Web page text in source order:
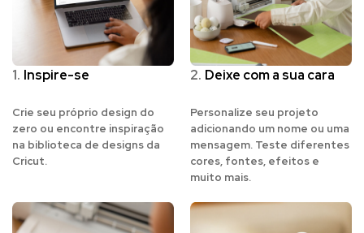
1. Inspire-se
Crie seu próprio design do
zero ou encontre inspiração
na biblioteca de designs da
Cricut.
2. Deixe com a sua cara
Personalize seu projeto
adicionando um nome ou uma
mensagem. Teste diferentes
cores, fontes, efeitos e
muito mais.